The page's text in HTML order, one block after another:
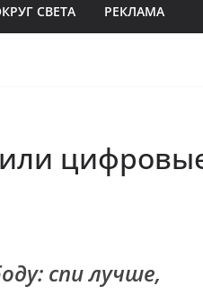
СВЕТА РЕКЛАМА
или
спи лучше,